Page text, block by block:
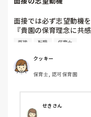
面接では必ず志望動機
『貴園の保育理念に共
てると思いました』等
私自身、園の雰囲気と
正直なところ、家から
ところに重きを置いてい
皆さんは、志望動機を
音はどうですか？
面接 転職 保育士
クッキー
保育士, 認可保育園
せきさん